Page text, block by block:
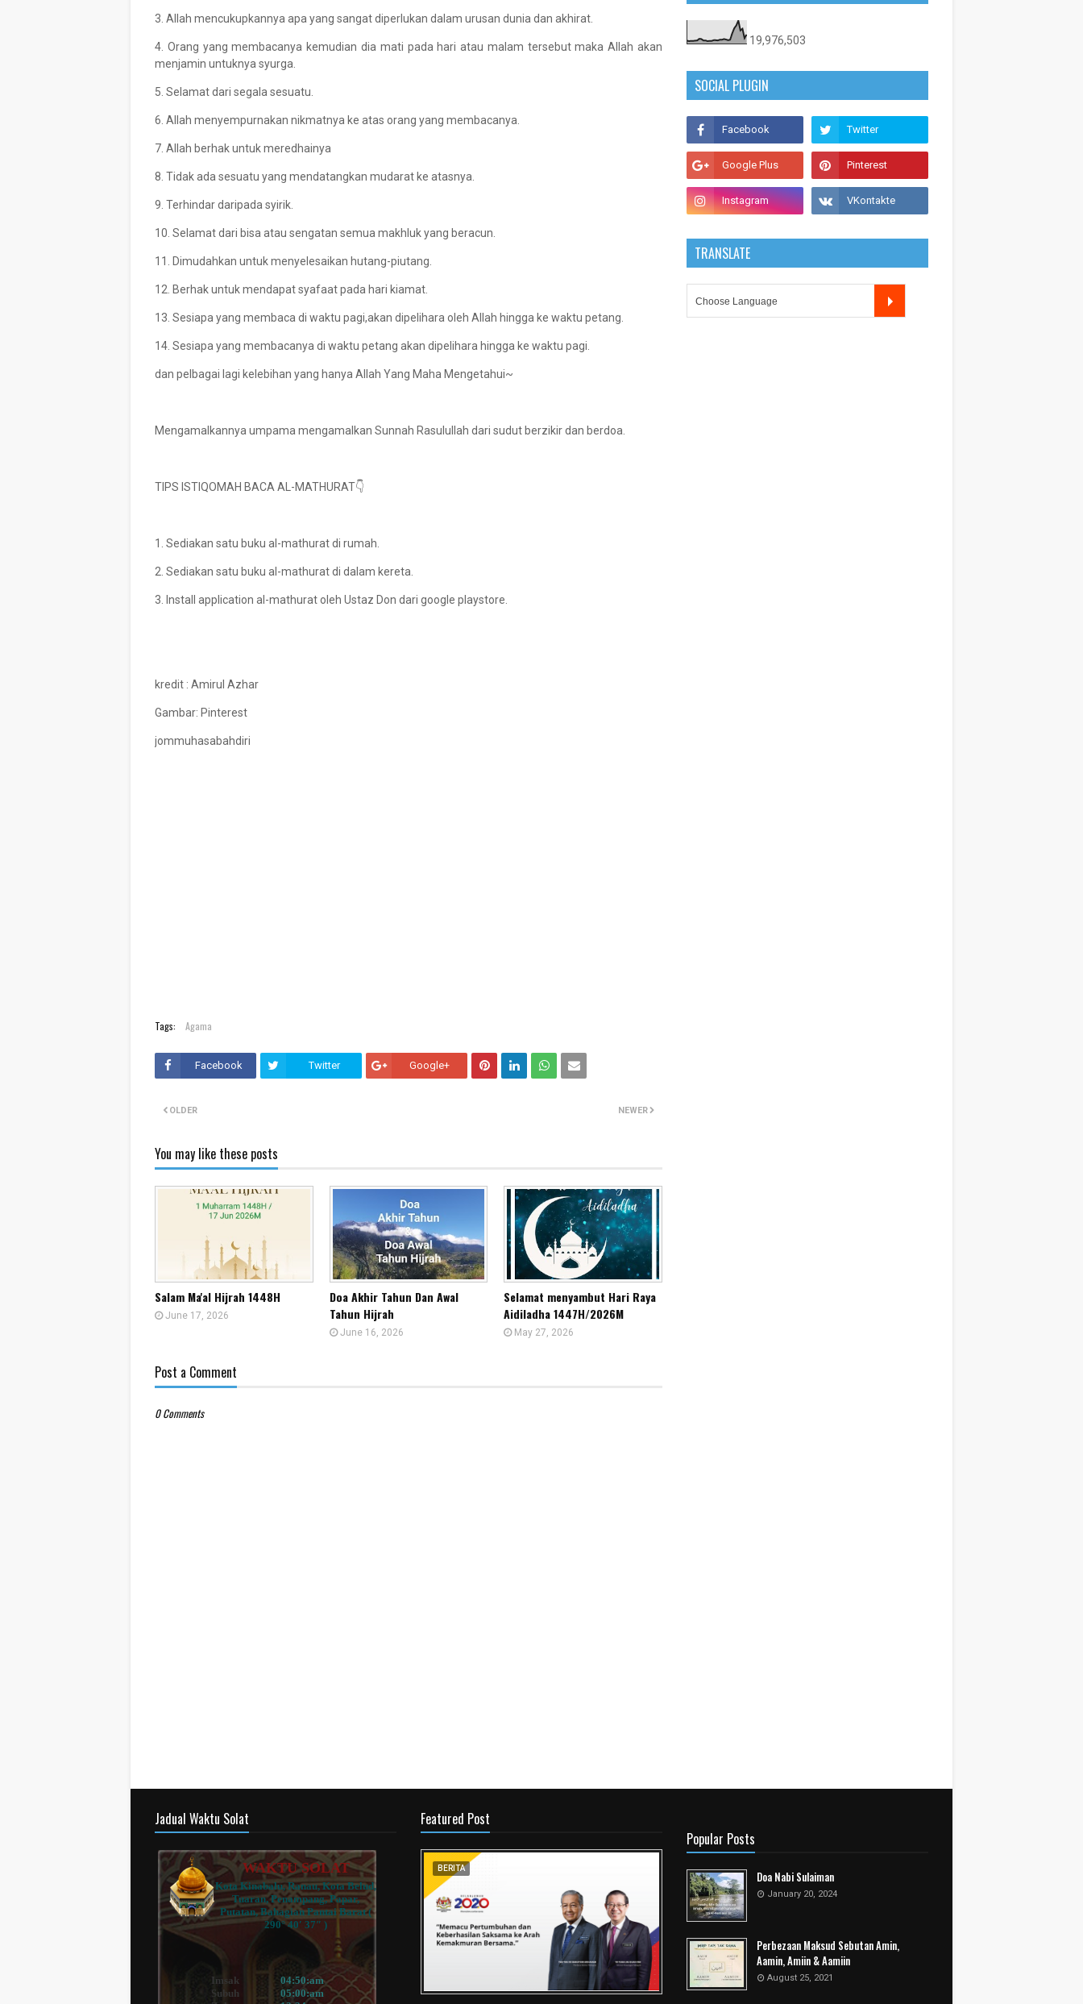
3. Allah mencukupkannya apa yang sangat diperlukan dalam urusan dunia dan akhirat.
4. Orang yang membacanya kemudian dia mati pada hari atau malam tersebut maka Allah akan
menjamin untuknya syurga.
5. Selamat dari segala sesuatu.
6. Allah menyempurnakan nikmatnya ke atas orang yang membacanya.
7. Allah berhak untuk meredhainya
8. Tidak ada sesuatu yang mendatangkan mudarat ke atasnya.
9. Terhindar daripada syirik.
10. Selamat dari bisa atau sengatan semua makhluk yang beracun.
11. Dimudahkan untuk menyelesaikan hutang-piutang.
12. Berhak untuk mendapat syafaat pada hari kiamat.
13. Sesiapa yang membaca di waktu pagi,akan dipelihara oleh Allah hingga ke waktu petang.
14. Sesiapa yang membacanya di waktu petang akan dipelihara hingga ke waktu pagi.
dan pelbagai lagi kelebihan yang hanya Allah Yang Maha Mengetahui~
Mengamalkannya umpama mengamalkan Sunnah Rasulullah dari sudut berzikir dan berdoa.
TIPS ISTIQOMAH BACA AL-MATHURAT👇
1. Sediakan satu buku al-mathurat di rumah.
2. Sediakan satu buku al-mathurat di dalam kereta.
3. Install application al-mathurat oleh Ustaz Don dari google playstore.
kredit : Amirul Azhar
Gambar: Pinterest
jommuhasabahdiri
Tags: Agama
Facebook Twitter Google+
NEWER
OLDER
You may like these posts
Salam Ma'al Hijrah 1448H
June 17, 2026
Doa Akhir Tahun Dan Awal
Tahun Hijrah
June 16, 2026
Selamat menyambut Hari Raya
Aidiladha 1447H/2026M
May 27, 2026
Post a Comment
0 Comments
19,976,503
SOCIAL PLUGIN
TRANSLATE
Jadual Waktu Solat Featured Post
BERITA
Popular Posts
Doa Nabi Sulaiman
January 20, 2024
Perbezaan Maksud Sebutan Amin,
Aamin, Amiin & Aamiin
August 25, 2021